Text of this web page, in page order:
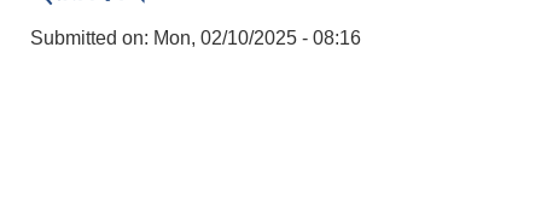
Submitted on: Mon, 02/10/2025 - 08:16